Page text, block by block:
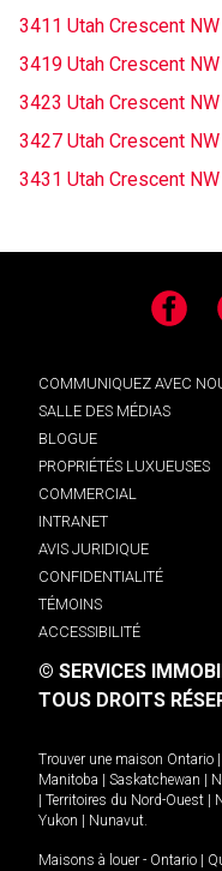
3411 Utah Crescent NW
3419 Utah Crescent NW
3423 Utah Crescent NW
3427 Utah Crescent NW
3431 Utah Crescent NW
Facebook
COMMUNIQUEZ AVEC
SALLE DES MÉDIAS
BLOGUE
PROPRIÉTÉS LUXUEUSES
COMMERCIAL
INTRANET
AVIS JURIDIQUE
CONFIDENTIALITÉ
TÉMOINS
ACCESSIBILITÉ
© SERVICES
TOUS DROITS
Trouver une maison Ontario
Manitoba
Saskatchewan
Territoires du Nord-Ouest
Yukon
Nunavut.
Maisons à louer - Ontario